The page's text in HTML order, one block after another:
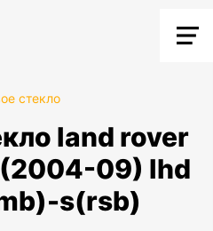
стекло
09) lhd
s(rsb)